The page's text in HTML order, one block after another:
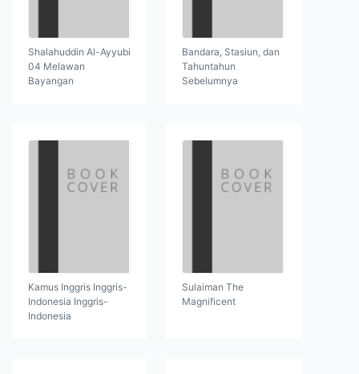
Shalahuddin Al-Ayyubi
04 Melawan
Bayangan
Bandara, Stasiun, dan
Tahuntahun
Sebelumnya
Kamus Inggris Inggris-
Indonesia Inggris-
Indonesia
Sulaiman The
Magnificent